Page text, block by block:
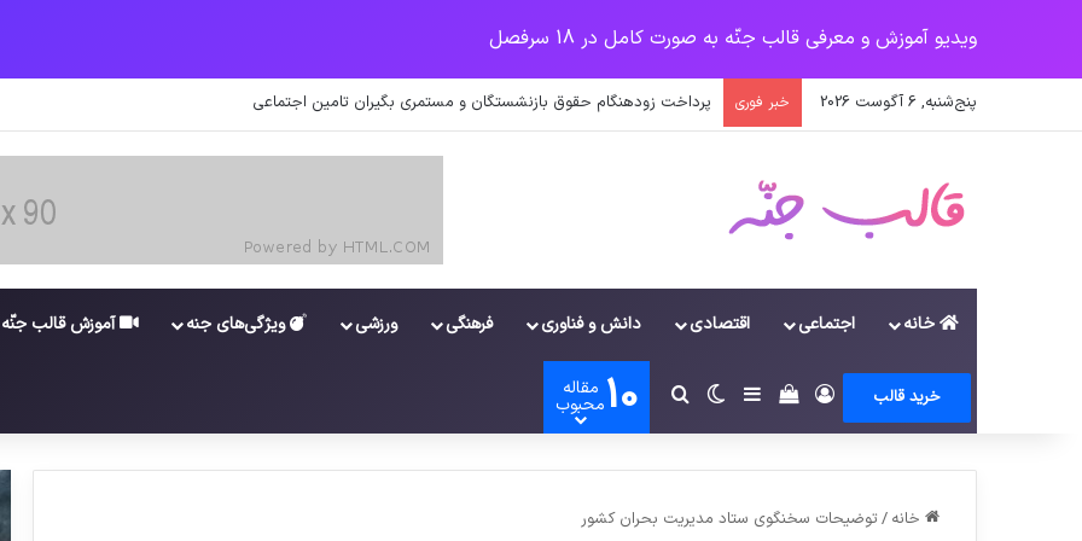
ویدیو آموزش و معرفی قالب جنّه به صورت کامل در 18 سرفصل
پنج‌شنبه, 6 آگوست 2026 خبر فوری پرداخت حقوق کارکنان دستگاه‌ها در سال ۱۴۰۰ منوط به ثبت اطلاعات کارکنان در سامانه شد
خانه اجتماعی اقتصادی دانش و فناوری فرهنگی ورزشی ویژگی‌های جنه آموزش قالب جنّه
خرید قالب وروددیدن سبد خرید
سایدبارتغییر پوسته
جستجو برای
10 مقاله
محبوب
خانه / توضیحات سخنگوی ستاد مدیریت بحران کشور